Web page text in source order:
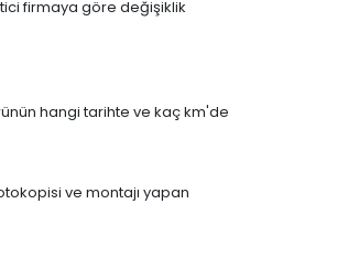
firmaya göre değişiklik
hangi tarihte ve kaç km'de
ve montajı yapan